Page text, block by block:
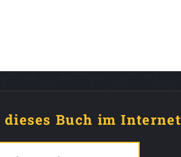
dieses Buch im Internet